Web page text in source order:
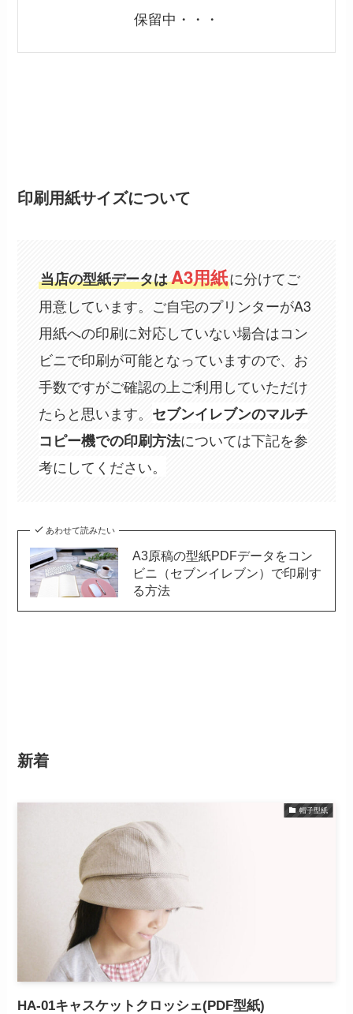
保留中・・・
印刷用紙サイズについて
当店の型紙データは A3用紙に分けてご
用意しています。ご自宅のプリンターがA3
用紙への印刷に対応していない場合はコン
ビニで印刷が可能となっていますので、お
手数ですがご確認の上ご利用していただけ
たらと思います。 セブンイレブンのマルチ
コピー機での印刷方法については下記を参
考にしてください。
あわせて読みたい
A3原稿の型紙PDFデータをコン
ビニ（セブンイレブン）で印刷す
る方法
新着
帽子型紙
HA-01キャスケットクロッシェ(PDF型紙)